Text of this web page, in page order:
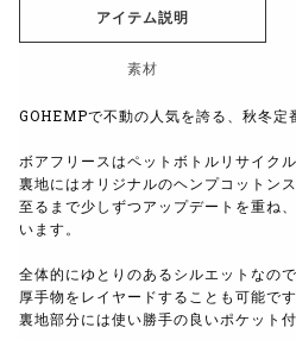
アイテム説明
素材
GOHEMPで不動の人気を誇る、秋冬定
ボアフリースはペットボトルリサイクル
裏地にはオリジナルのヘンプコットン
至るまで少しずつアップデートを重ね
います。
全体的にゆとりのあるシルエットなので
厚手物をレイヤードすることも可能です
裏地部分には使い勝手の良いポケット付